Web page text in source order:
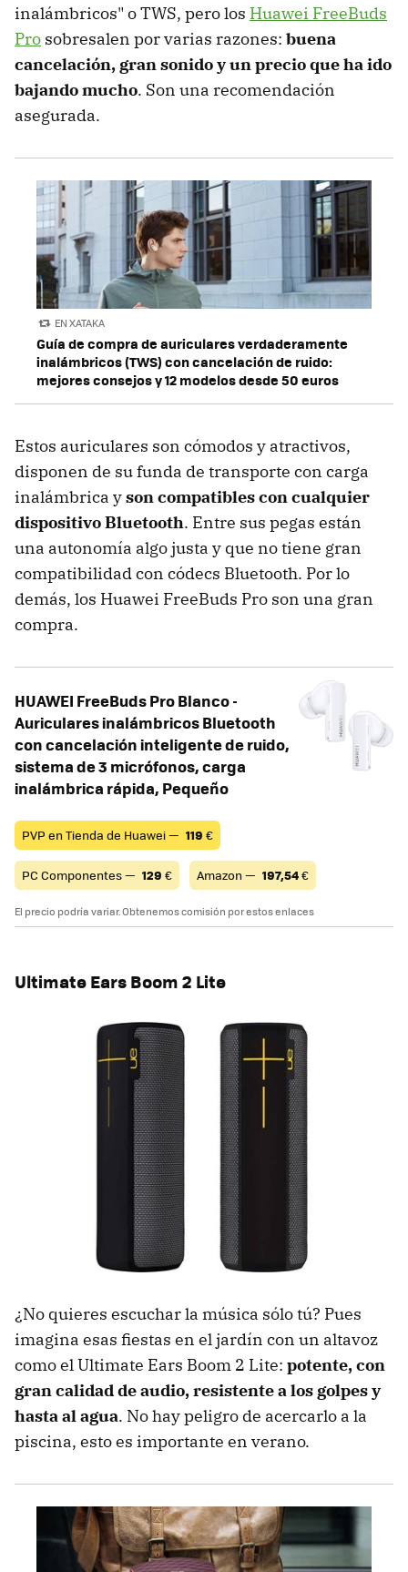
inalámbricos" o TWS, pero los Huawei FreeBuds
Pro sobresalen por varias razones: buena
cancelación, gran sonido y un precio que ha ido
bajando mucho. Son una recomendación
asegurada.
EN XATAKA
Guía de compra de auriculares verdaderamente
inalámbricos (TWS) con cancelación de ruido:
mejores consejos y 12 modelos desde 50 euros
Estos auriculares son cómodos y atractivos,
disponen de su funda de transporte con carga
inalámbrica yson compatibles con cualquier
dispositivo Bluetooth. Entre sus pegas están
una autonomía algo justa y que no tiene gran
compatibilidad con códecs Bluetooth. Por lo
demás, los Huawei FreeBuds Pro son una gran
compra.
HUAWEI FreeBuds Pro Blanco -
Auriculares inalámbricos Bluetooth
con cancelación inteligente de ruido,
sistema de 3 micrófonos, carga
inalámbrica rápida, Pequeño
PVP en Tienda de Huawei — 119 €
PC Componentes — 129 € Amazon — 197,54€
El precio podría variar. Obtenemos comisión por estos enlaces
Ultimate Ears Boom 2 Lite
¿No quieres escuchar la música sólo tú? Pues
imagina esas fiestas en el jardín con un altavoz
como el Ultimate Ears Boom 2 Lite: potente, con
gran calidad de audio, resistente a los golpes y
hasta al agua. No hay peligro de acercarlo a la
piscina, esto es importante en verano.